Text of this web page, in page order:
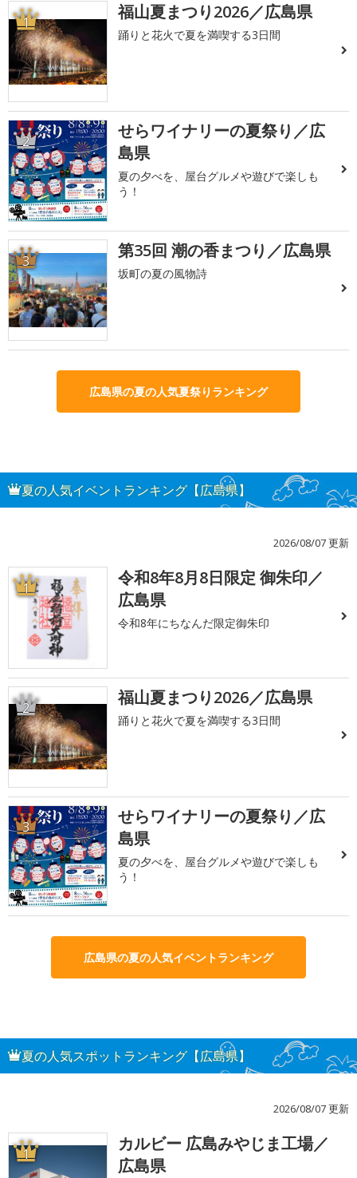
1 福山夏まつり2026／広島県
踊りと花火で夏を満喫する3日間
2
せらワイナリーの夏祭り／広
島県
夏の夕べを、屋台グルメや遊びで楽しも
う！
3 第35回 潮の香まつり／広島県
坂町の夏の風物詩
広島県の夏の人気夏祭りランキング
夏の人気イベントランキング【広島県】
2026/08/07 更新
1
令和8年8月8日限定 御朱印／
広島県
令和8年にちなんだ限定御朱印
2 福山夏まつり2026／広島県
踊りと花火で夏を満喫する3日間
3
せらワイナリーの夏祭り／広
島県
夏の夕べを、屋台グルメや遊びで楽しも
う！
広島県の夏の人気イベントランキング
夏の人気スポットランキング【広島県】
2026/08/07 更新
1
カルビー 広島みやじま工場／
広島県